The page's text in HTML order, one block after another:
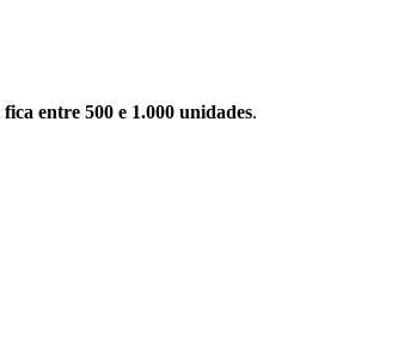
fica entre 500 e 1.000 unidades.